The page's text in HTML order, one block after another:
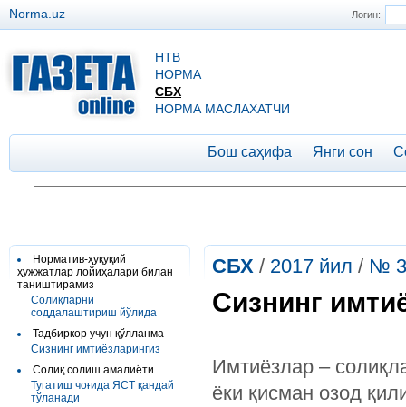
Логин:
Norma.uz
НТВ
НОРМА
СБХ
НОРМА МАСЛАХАТЧИ
Бош саҳифа Янги сон
Норматив-ҳуқуқий
ҳужжатлар лойиҳалари билан
таништирамиз
Cолиқларни
соддалаштириш йўлида
Тадбиркор учун қўлланма
Сизнинг имтиёзларингиз
Солиқ солиш амалиёти
Тугатиш чоғида ЯСТ қандай
тўланади
СБХ / 2017 йил / №
Сизнинг
Имтиёзлар –
ёки қисман озод